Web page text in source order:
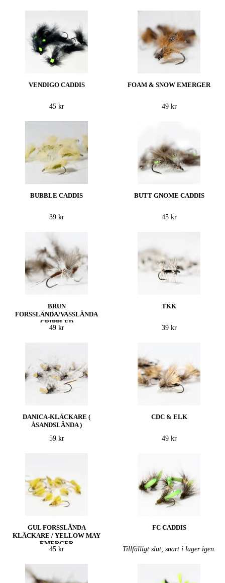
VENDIGO CADDIS
45 kr
FOAM & SNOW EMERGER
49 kr
BUBBLE CADDIS
39 kr
BUTT GNOME CADDIS
45 kr
BRUN
FORSSLÄNDA/VASSLÄNDA
CRIPPLED
49 kr
TKK
39 kr
DANICA-KLÄCKARE (
ÅSANDSLÄNDA )
59 kr
CDC & ELK
49 kr
GUL FORSSLÄNDA
KLÄCKARE / YELLOW MAY
EMERGER
45 kr
FC CADDIS
Tillfälligt slut, snart i lager igen.